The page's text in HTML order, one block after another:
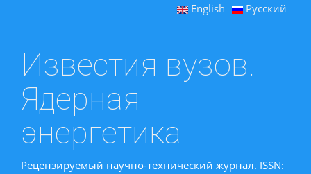
English Русский
Известия вузов.
Ядерная
энергетика
Рецензируемый научно-технический журнал. ISSN: